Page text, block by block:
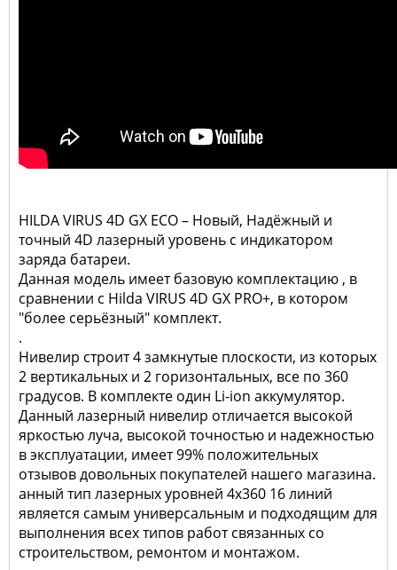
HILDA VIRUS 4D GX ECO – Новый, Надёжный и
точный 4D лазерный уровень с индикатором
заряда батареи.
Данная модель имеет базовую комплектацию , в
сравнении с Hilda VIRUS 4D GX PRO+, в котором
"более серьёзный" комплект.
.
Нивелир строит 4 замкнутые плоскости, из которых
2 вертикальных и 2 горизонтальных, все по 360
градусов. В комплекте один Li-ion аккумулятор.
Данный лазерный нивелир отличается высокой
яркостью луча, высокой точностью и надежностью
в эксплуатации, имеет 99% положительных
отзывов довольных покупателей нашего магазина.
анный тип лазерных уровней 4х360 16 линий
является самым универсальным и подходящим для
выполнения всех типов работ связанных со
строительством, ремонтом и монтажом.